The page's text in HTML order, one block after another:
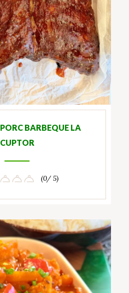
BARBEQUE LA
CUPTOR
(0/ 5)